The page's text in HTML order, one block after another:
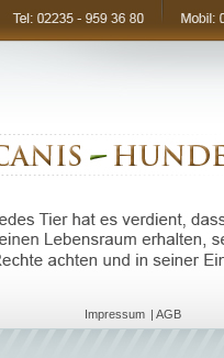
Navigation
überspringen
Impressum AGB